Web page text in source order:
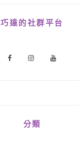
巧達的社群平台
分類